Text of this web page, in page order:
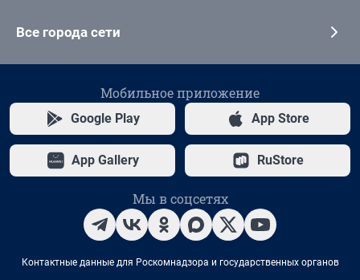
Все города сети
Мобильное приложение
Google Play App Store
App Gallery RuStore
Мы в соцсетях
Контактные данные для Роскомнадзора и государственных органов